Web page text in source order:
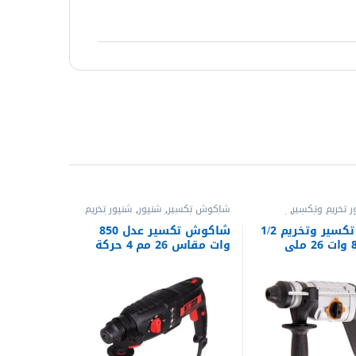
تخريم وتكسير,
,شواكيش تكسير
شاكوش تكسير وتخريم 1/2
معدن 800 وات 26 ملي
شاكوش تكسير, شنيور, شنيور تخريم
وتكسير, شواكيش تكسير شواكيش
تكسير,شواكيش تكسير وتخريم,عدد
البناء,عدد كهربائية شاكوش تكسير عدل 850
وات مقاس 26 مم 4 حركة